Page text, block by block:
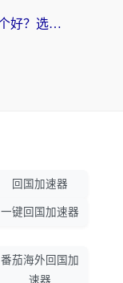
海外党纠结Quickback和Kuyo哪个好？选对回国加速器才能无缝刷国内资源
回国加速器
一键回国加速器
番茄海外回国加
速器